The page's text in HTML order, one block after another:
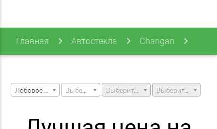
Главная Автостекла Changan
Выберите модель машины Выберите модификацию